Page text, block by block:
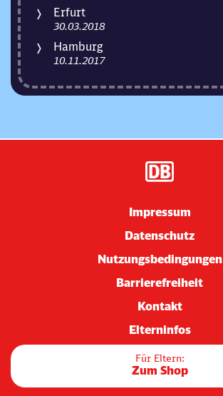
Erfurt
30.03.2018
Hamburg
10.11.2017
Impressum
Datenschutz
Nutzungsbedingungen
Barrierefreiheit
Kontakt
Elterninfos
Für Eltern:
Zum Shop